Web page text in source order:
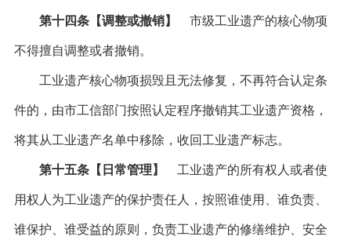
第十四条【调整或撤销】 市级工业遗产的核心物项
不得擅自调整或者撤销。
工业遗产核心物项损毁且无法修复，不再符合认定条
件的，由市工信部门按照认定程序撤销其工业遗产资格，
将其从工业遗产名单中移除，收回工业遗产标志。
第十五条【日常管理】 工业遗产的所有权人或者使
用权人为工业遗产的保护责任人，按照谁使用、谁负责、
谁保护、谁受益的原则，负责工业遗产的修缮维护、安全